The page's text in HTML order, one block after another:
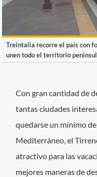
Treintalia recorre el país con
unen todo el territorio
Con gran cantidad de
tantas ciudades
quedarse un mínimo
Mediterráneo, el
atractivo para las
mejores maneras de